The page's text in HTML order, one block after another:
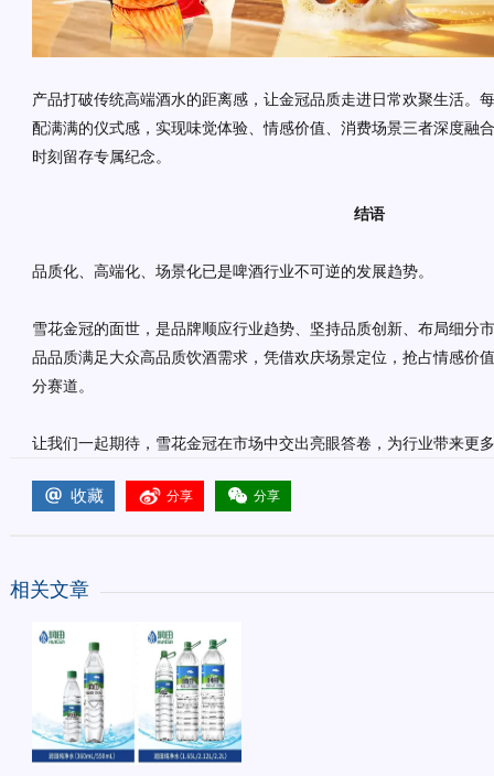
产品打破传统高端酒水的距离感，让金冠品质走进日常欢聚生活。
配满满的仪式感，实现味觉体验、情感价值、消费场景三者深度融
时刻留存专属纪念。
结语
品质化、高端化、场景化已是啤酒行业不可逆的发展趋势。
雪花金冠的面世，是品牌顺应行业趋势、坚持品质创新、布局细分
品品质满足大众高品质饮酒需求，凭借欢庆场景定位，抢占情感价
分赛道。
让我们一起期待，雪花金冠在市场中交出亮眼答卷，为行业带来更
收藏 分享 分享
相关文章